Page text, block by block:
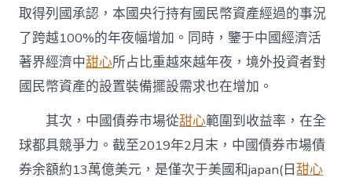
取得列國承認，本國央行持有國民幣資產經過的事況
了跨越100%的年夜幅增加。同時，鑒于中國經濟活
著界經濟中甜心所占比重越來越年夜，境外投資者對
國民幣資產的設置裝備擺設需求也在增加。
其次，中國債券市場從甜心範圍到收益率，在全
球都具競爭力。截至2019年2月末，中國債券市場債
券余額約13萬億美元，是僅次于美國和japan(日甜心